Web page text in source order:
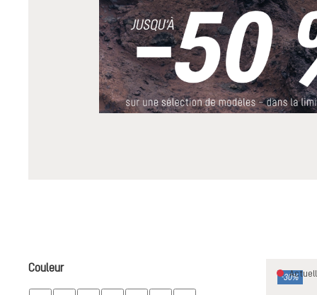
Couleur
-30%